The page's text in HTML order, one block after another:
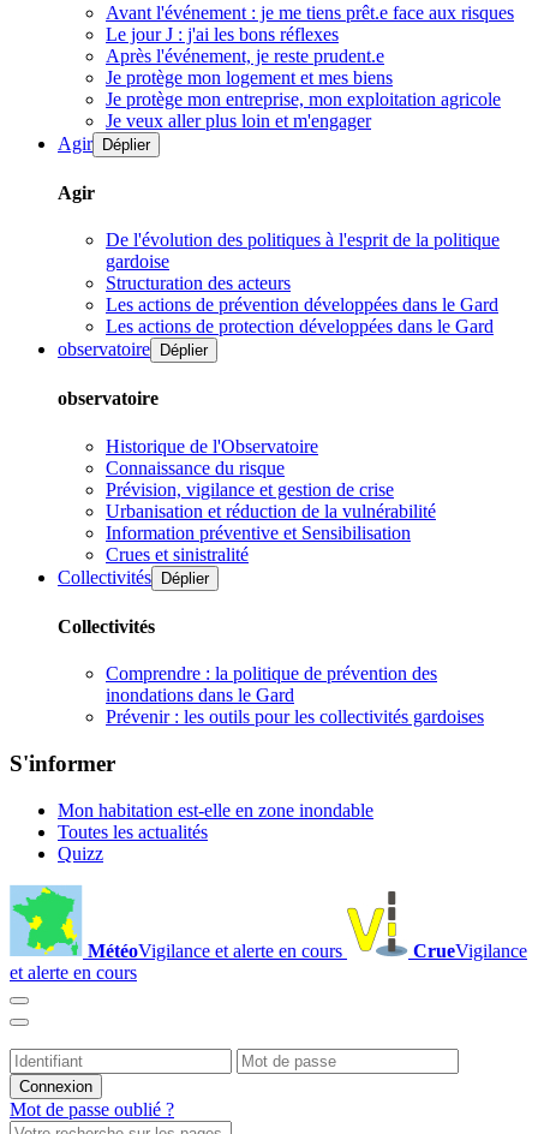
Avant l'événement : je me tiens prêt.e face aux risques
Le jour J : j'ai les bons réflexes
Après l'événement, je reste prudent.e
Je protège mon logement et mes biens
Je protège mon entreprise, mon exploitation agricole
Je veux aller plus loin et m'engager
Agir Déplier
Agir
De l'évolution des politiques à l'esprit de la politique
gardoise
Structuration des acteurs
Les actions de prévention développées dans le Gard
Les actions de protection développées dans le Gard
observatoire
Déplier
observatoire
Historique de l'Observatoire
Connaissance du risque
Prévision, vigilance et gestion de crise
Urbanisation et réduction de la vulnérabilité
Information préventive et Sensibilisation
Crues et sinistralité
Collectivités Déplier
Collectivités
Comprendre : la politique de prévention des
inondations dans le Gard
Prévenir : les outils pour les collectivités gardoises
S'informer
Mon habitation est-elle en zone inondable
Toutes les actualités
Quizz
MétéoVigilance et alerte en cours CrueVigilance
et alerte en cours
Mot de passe oublié ?